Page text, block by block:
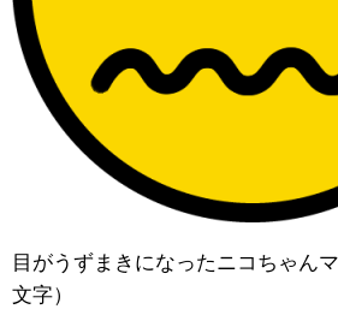
目がうずまきになったニコちゃん
文字）